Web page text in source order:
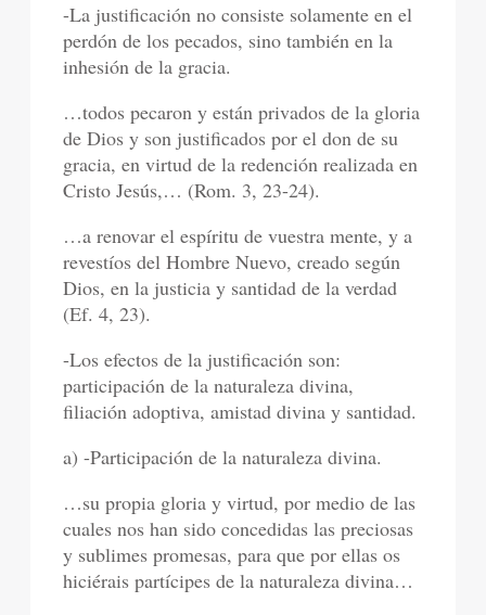
-La justificación no consiste solamente en el
perdón de los pecados, sino también en la
inhesión de la gracia.
…todos pecaron y están privados de la gloria
de Dios y son justificados por el don de su
gracia, en virtud de la redención realizada en
Cristo Jesús,… (Rom. 3, 23-24).
…a renovar el espíritu de vuestra mente, y a
revestíos del Hombre Nuevo, creado según
Dios, en la justicia y santidad de la verdad
(Ef. 4, 23).
-Los efectos de la justificación son:
participación de la naturaleza divina,
filiación adoptiva, amistad divina y santidad.
a) -Participación de la naturaleza divina.
…su propia gloria y virtud, por medio de las
cuales nos han sido concedidas las preciosas
y sublimes promesas, para que por ellas os
hiciérais partícipes de la naturaleza divina…